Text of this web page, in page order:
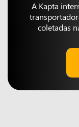
A Kapta
coletadas